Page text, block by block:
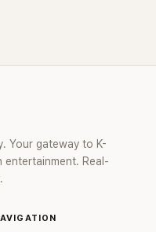
Your gateway to K-
entertainment. Real-